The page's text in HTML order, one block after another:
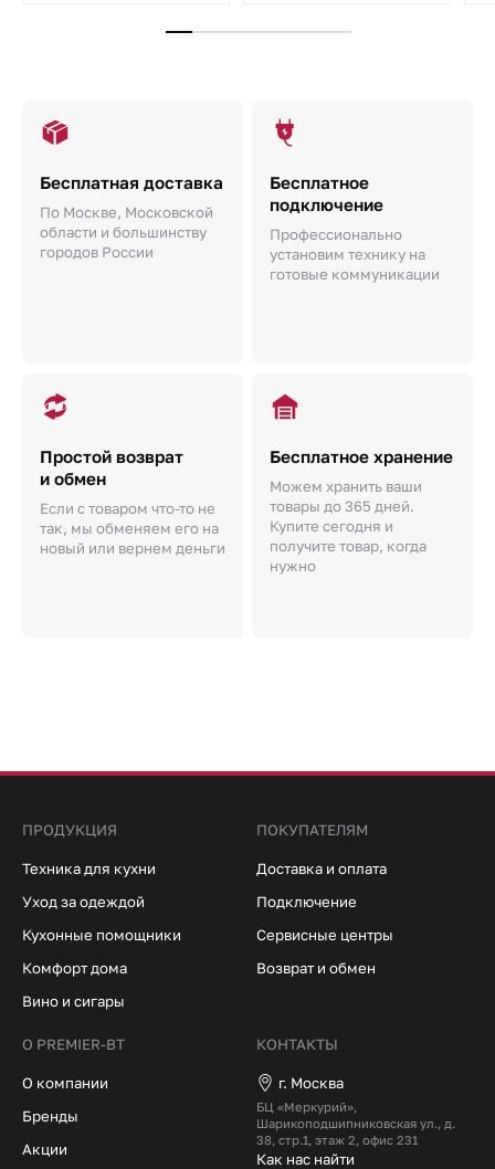
Бесплатная доставка
По Москве, Московской
области и большинству
городов России
Бесплатное
подключение
Профессионально
установим технику на
готовые коммуникации
Простой возврат
и обмен
Если с товаром что-то не
так, мы обменяем его на
новый или вернем деньги
Бесплатное хранение
Можем хранить ваши
товары до 365 дней.
Купите сегодня и
получите товар, когда
нужно
ПРОДУКЦИЯ
Техника для кухни
Уход за одеждой
Кухонные помощники
Комфорт дома
Вино и сигары
ПОКУПАТЕЛЯМ
Доставка и оплата
Подключение
Сервисные центры
Возврат и обмен
О PREMIER-BT
О компании
Бренды
Акции
КОНТАКТЫ
г. Москва
БЦ «Меркурий»,
Шарикоподшипниковская ул., д.
38, стр.1, этаж 2, офис 231
Как нас найти